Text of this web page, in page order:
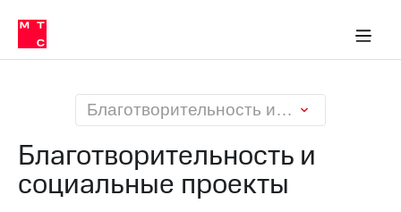
Медиа-центр
и акционерам
Устойчивое развитие
Комплаенс и деловая этика
компании
Стратегия
Карьера
История
компании
Карьера
в МТС
Пресс-
Благотворительность и социальные проекты
Благотворительность и
социальные проекты